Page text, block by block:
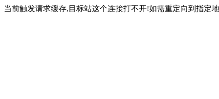
当前触发请求缓存,目标站这个连接打不开!如需重定向到指定